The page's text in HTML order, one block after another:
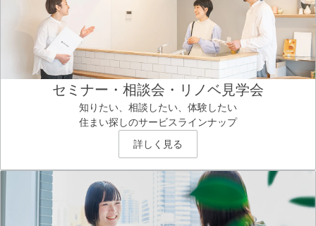
セミナー・相談会・リノベ見学会
知りたい、相談したい、体験したい
住まい探しのサービスラインナップ
詳しく見る